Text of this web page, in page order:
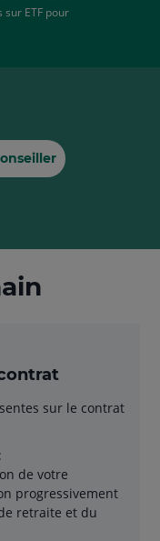
ETF pour
sur le contrat
de votre
progressivement
retraite et du